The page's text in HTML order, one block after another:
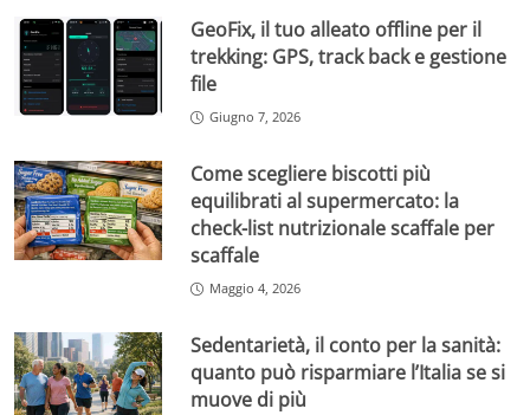
GeoFix, il tuo alleato offline per il
trekking: GPS, track back e gestione
file
Giugno 7, 2026
Come scegliere biscotti più
equilibrati al supermercato: la
check-list nutrizionale scaffale per
scaffale
Maggio 4, 2026
Sedentarietà, il conto per la sanità:
quanto può risparmiare l’Italia se si
muove di più